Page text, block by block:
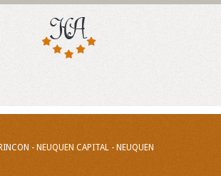
- NEUQUEN CAPITAL - NEUQUEN